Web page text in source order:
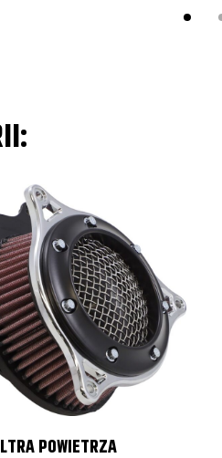
Electra Glide
FLHTCU Electra Glide
FLHTCU Electra Glide
Street Glide
Street Glide
Street Glide
Street Glide
Street Glide
POWIETRZA